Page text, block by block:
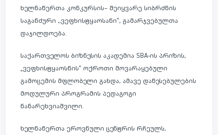
ხელნაწერთა კონკურსის– შეიყვარე სიბრძნის
საგანძური ,,ვეფხისტყაოსანი“, გამარჯვებულთა
დაჯილდოება.
საქართველოს ბიზნესის აკადემია SBA-ის პრიზის,
„ვეფხისტყაოსნის“ ოქროთი მოვარაყებული
გამოცემის მფლობელი გახდა, ამავე დაწესებულების
მოდულური პროგრამის პედაგოგი
ნანარეხვიაშვილი.
ხელნაწერთა ეროვნული ცენტრის რჩეულს,